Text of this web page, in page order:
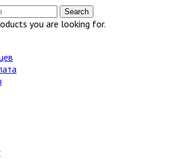
Search
you are looking for.